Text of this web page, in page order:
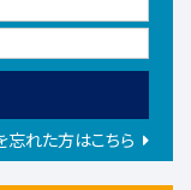
忘れた方はこちら